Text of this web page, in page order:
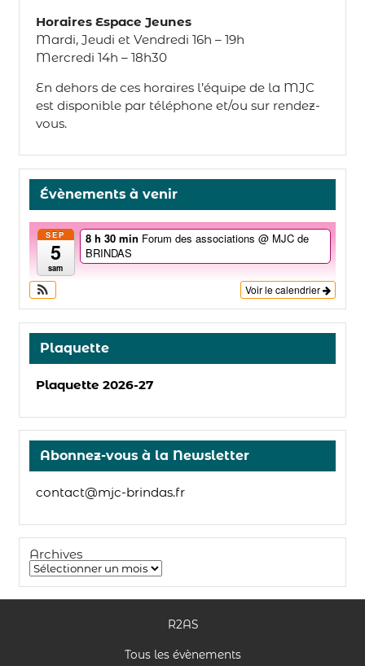
Horaires Espace Jeunes
Mardi, Jeudi et Vendredi 16h – 19h
Mercredi 14h – 18h30
En dehors de ces horaires l’équipe de la MJC
est disponible par téléphone et/ou sur rendez-
vous.
Évènements à venir
SEP
5
sam
8 h 30 min Forum des associations @ MJC de
BRINDAS
Voir le calendrier
Plaquette
Plaquette 2026-27
Abonnez-vous à la Newsletter
contact@mjc-brindas.fr
Archives
R2AS
Tous les évènements